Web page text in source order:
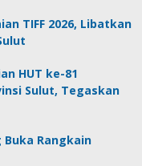
TIFF 2026, Libatkan
HUT ke-81
Sulut, Tegaskan
Rangkain